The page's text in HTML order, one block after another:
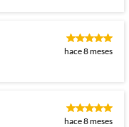
hace 8 meses
hace 8 meses